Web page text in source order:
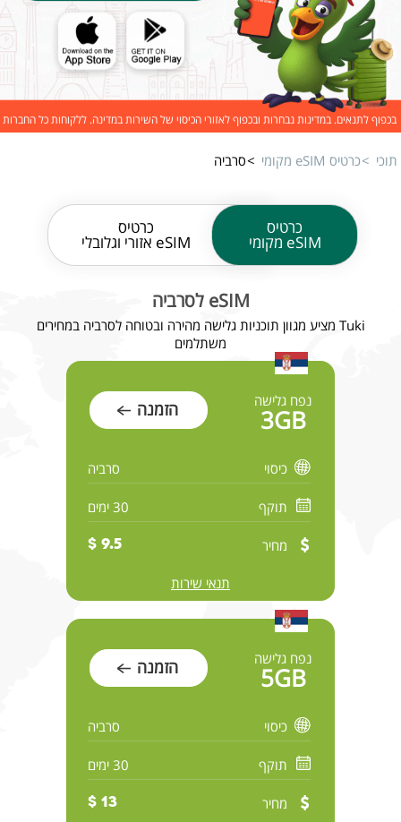
בכפוף לתנאים. במדינות נבחרות ובכפוף לאזורי הכיסוי של השירות במדינה. ללקוחות כל החברות
תוכי כרטיס eSIM מקומי סרביה
כרטיס
eSIM מקומי
כרטיס
eSIM אזורי וגלובלי
eSIM לסרביה
Tuki מציע מגוון תוכניות גלישה מהירה ובטוחה לסרביה במחירים
משתלמים
נפח גלישה
3GB הזמנה
כיסוי סרביה
תוקף 30 ימים
מחיר 9.5 $
תנאי שירות
נפח גלישה
5GB הזמנה
כיסוי סרביה
תוקף 30 ימים
מחיר 13 $